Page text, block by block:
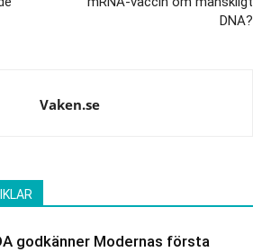
DNA?
Vaken.se
godkänner Modernas första